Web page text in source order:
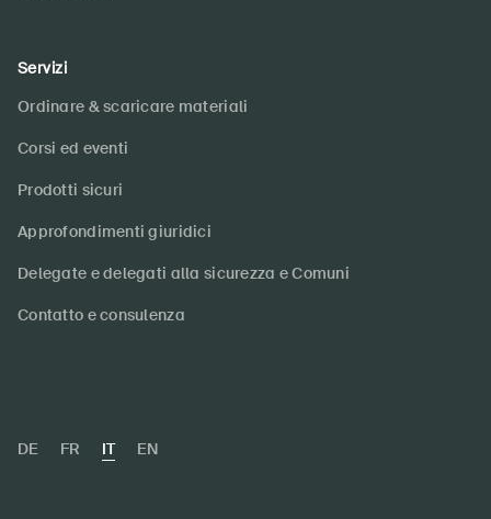
Servizi
Ordinare & scaricare materiali
Corsi ed eventi
Prodotti sicuri
Approfondimenti giuridici
Delegate e delegati alla sicurezza e Comuni
Contatto e consulenza
DE FR IT EN